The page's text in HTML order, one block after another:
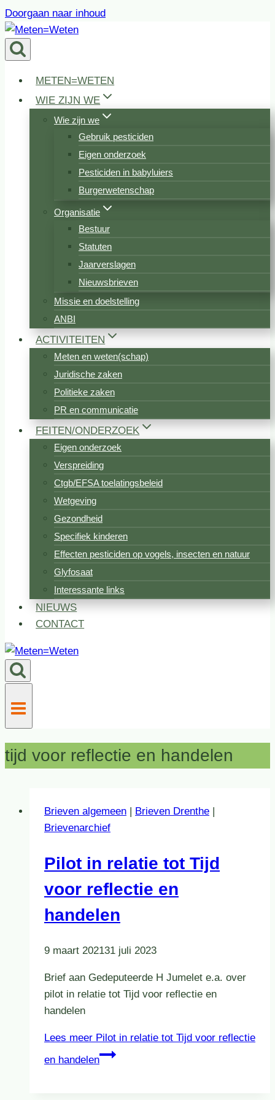
Doorgaan naar inhoud
METEN=WETEN
WIE ZIJN WE
Wie zijn we
Gebruik pesticiden
Eigen onderzoek
Pesticiden in babyluiers
Burgerwetenschap
Organisatie
Bestuur
Statuten
Jaarverslagen
Nieuwsbrieven
Missie en doelstelling
ANBI
ACTIVITEITEN
Meten en weten(schap)
Juridische zaken
Politieke zaken
PR en communicatie
FEITEN/ONDERZOEK
Eigen onderzoek
Verspreiding
Ctgb/EFSA toelatingsbeleid
Wetgeving
Gezondheid
Specifiek kinderen
Effecten pesticiden op vogels, insecten en natuur
Glyfosaat
Interessante links
NIEUWS
CONTACT
tijd voor reflectie en handelen
Brieven algemeen Brieven Drenthe
Brievenarchief
Pilot in relatie tot Tijd
voor reflectie en
handelen
9 maart 202131 juli 2023
Brief aan Gedeputeerde H Jumelet e.a. over
pilot in relatie tot Tijd voor reflectie en
handelen
Lees meer Pilot in relatie tot Tijd voor reflectie
en handelen